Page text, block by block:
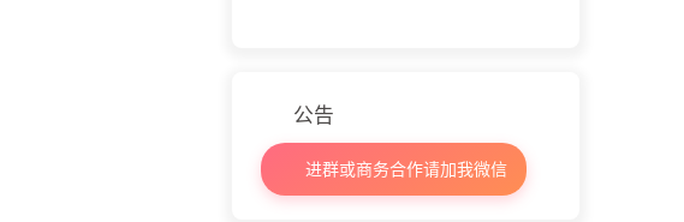
公告
进群或商务合作请加我微信